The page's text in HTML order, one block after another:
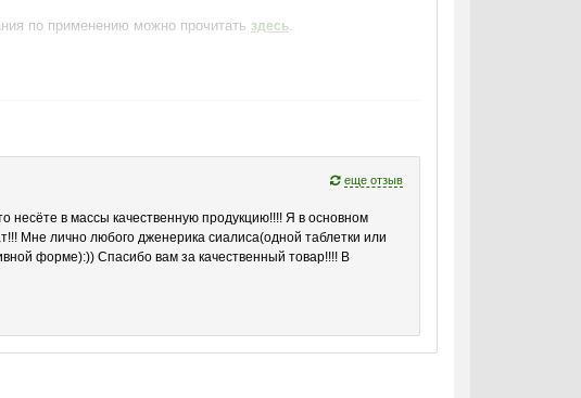
по применению можно прочитать здесь.
наших клиентов! Выберите нужное количество таблеток,
еще отзыв
несёте в массы качественную продукцию!!!! Я в основном
Мне лично любого дженерика сиалиса(одной таблетки или
форме):)) Спасибо вам за качественный товар!!!! В